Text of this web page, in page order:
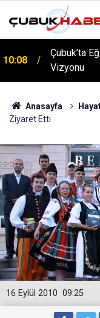
Çubuk’ta
Vizyonu
12:06
ÇUBUK’TA
Anasayfa
Ziyaret Etti
09:25
16 Eylül 2010